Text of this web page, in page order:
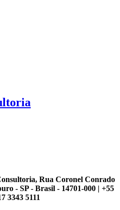
Rua Coronel Conrado
- SP - Brasil - 14701-000 | +55
3343 5111